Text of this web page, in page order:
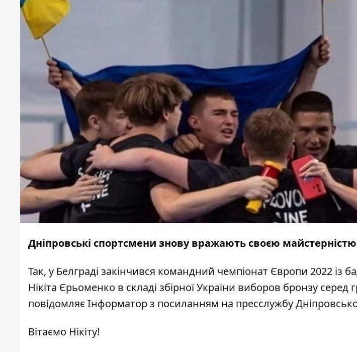
Дніпровські спортсмени знову вражають своєю
Так, у Белграді закінчився командний чемпіонат Європи 2022 із
Нікіта Єрьоменко в складі збірної України виборов бронзу серед
повідомляє Інформаторз посиланням на пресслужбу
Вітаємо Нікіту!